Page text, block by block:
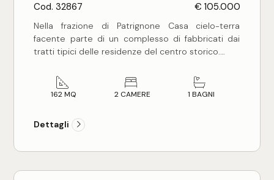
Cod. 32867 € 105.000
Nella frazione di Patrignone Casa cielo-terra
facente parte di un complesso di fabbricati dai
tratti tipici delle residenze del centro storico.
per due lati, con ingresso indipendente, ha una
dimensione di 162 mq circa complessivi ed è
destinazione dispensa con accesso diretto a
locale cantina e locale garage oltre a scala di
abitabile, soggiorno e bagno. Al secondo piano
162 MQ 2 CAMERE 1 BAGNI
Dettagli
Terreni
Prezzo
Totale